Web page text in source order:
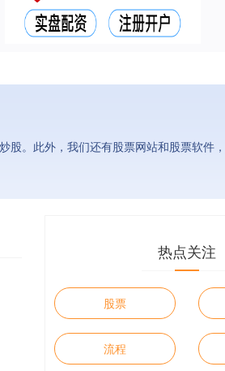
。此外，我们还有股票网站和股票软件，
热点关注
股票
流程